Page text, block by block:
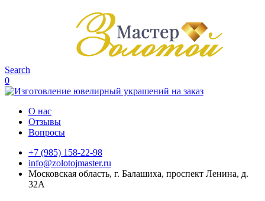
Search
0
О нас
Отзывы
Вопросы
+7 (985) 158-22-98
info@zolotojmaster.ru
Московская область, г. Балашиха, проспект Ленина, д.
32А